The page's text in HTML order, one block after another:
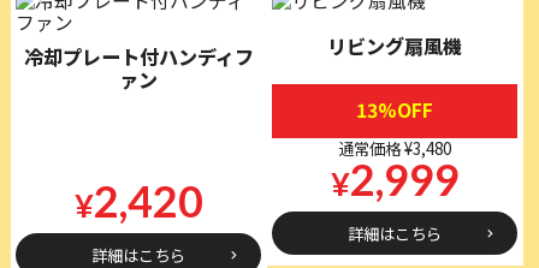
冷却プレート付ハンディフ
ァン
¥2,420
詳細はこちら
リビング扇風機
13%OFF
通常価格 ¥3,480
¥2,999
詳細はこちら